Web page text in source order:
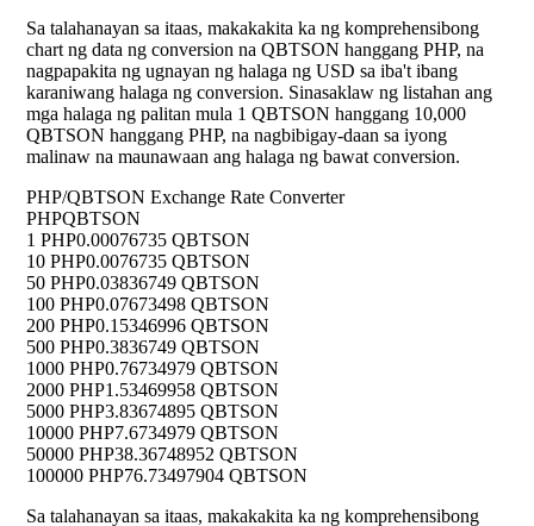
Sa talahanayan sa itaas, makakakita ka ng komprehensibong
chart ng data ng conversion na QBTSON hanggang PHP, na
nagpapakita ng ugnayan ng halaga ng USD sa iba't ibang
karaniwang halaga ng conversion. Sinasaklaw ng listahan ang
mga halaga ng palitan mula 1 QBTSON hanggang 10,000
QBTSON hanggang PHP, na nagbibigay-daan sa iyong
malinaw na maunawaan ang halaga ng bawat conversion.
PHP/QBTSON Exchange Rate Converter
PHPQBTSON
1 PHP0.00076735 QBTSON
10 PHP0.0076735 QBTSON
50 PHP0.03836749 QBTSON
100 PHP0.07673498 QBTSON
200 PHP0.15346996 QBTSON
500 PHP0.3836749 QBTSON
1000 PHP0.76734979 QBTSON
2000 PHP1.53469958 QBTSON
5000 PHP3.83674895 QBTSON
10000 PHP7.6734979 QBTSON
50000 PHP38.36748952 QBTSON
100000 PHP76.73497904 QBTSON
Sa talahanayan sa itaas, makakakita ka ng komprehensibong